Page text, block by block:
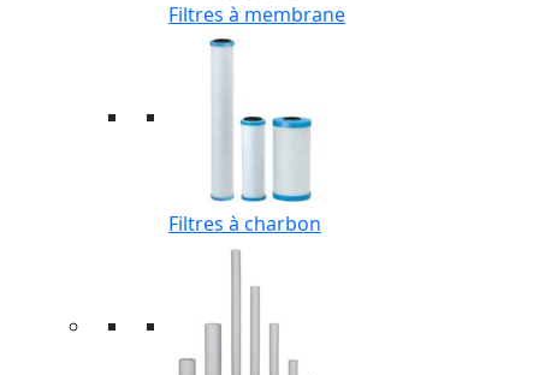
Filtres à membrane
Filtres à charbon